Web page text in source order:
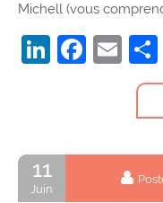
Michell (vous
LinkedIn
11
Juin